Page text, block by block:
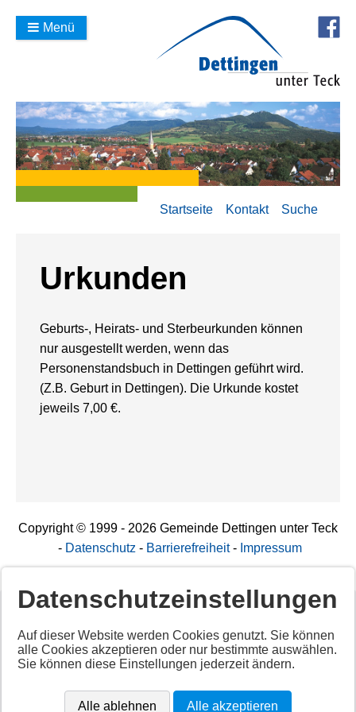
Menü
Startseite Kontakt Suche
Urkunden
Geburts-, Heirats- und Sterbeurkunden können
nur ausgestellt werden, wenn das
Personenstandsbuch in Dettingen geführt wird.
(Z.B. Geburt in Dettingen). Die Urkunde kostet
jeweils 7,00 €.
Copyright © 1999 - 2026 Gemeinde Dettingen unter Teck
- Datenschutz- Barrierefreiheit- Impressum
Deaktiviertes Script!
Aktivieren Sie alle Cookies per Klick auf "Alle akzeptieren"
um diesen Inhalt anzuzeigen.
Anbieter: Unbekannt
Datenschutzeinstellungen
Auf dieser Website werden Cookies genutzt. Sie können
alle Cookies akzeptieren oder nur bestimmte auswählen.
Sie können diese Einstellungen jederzeit ändern.
Alle ablehnen Alle akzeptieren